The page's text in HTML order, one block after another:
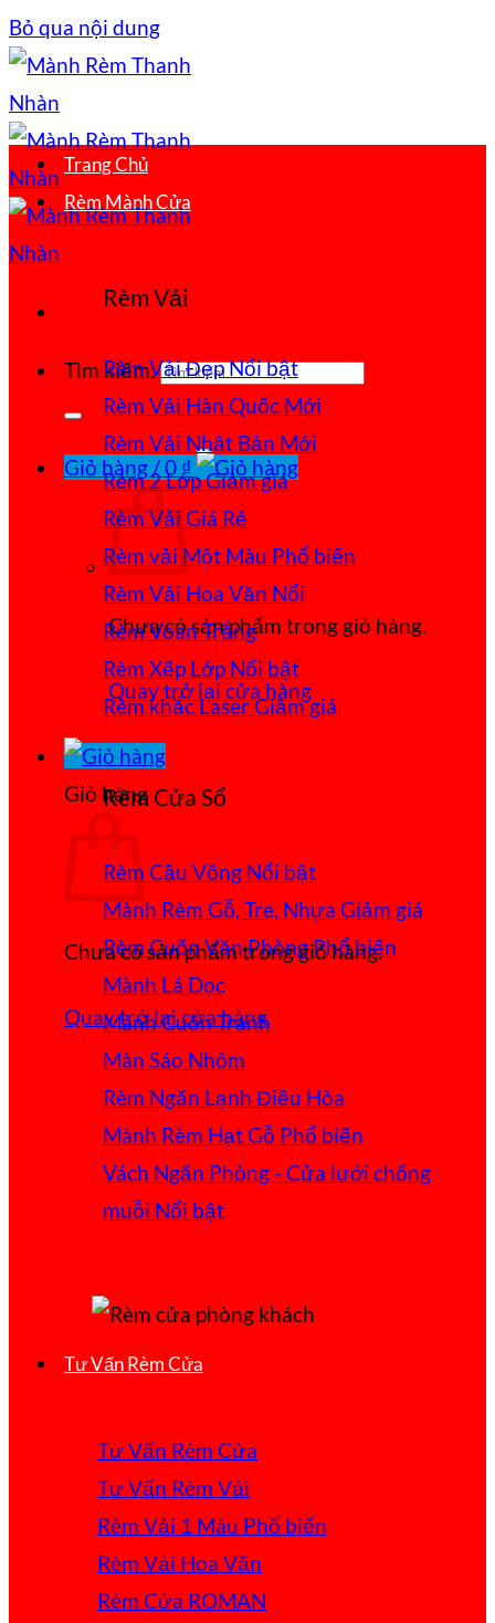
Bỏ qua nội dung
Tìm kiếm:
Giỏ hàng /0 ₫
Chưa có sản phẩm trong giỏ hàng.
Quay trở lại cửa hàng
Giỏ hàng
Chưa có sản phẩm trong giỏ hàng.
Quay trở lại cửa hàng
Trang Chủ
Rèm Mành Cửa
Rèm Vải
Rèm Vải Đẹp
Rèm Vải Hàn Quốc
Rèm Vải Nhật Bản
Rèm 2 Lớp
Rèm Vải Giá Rẻ
Rèm vải Một Màu
Rèm Vải Hoa Văn Nổi
Rèm Voan Trắng
Rèm Xếp Lớp
Rèm khắc Laser
Rèm Cửa Sổ
Rèm Cầu Vồng
Mành Rèm Gỗ, Tre, Nhựa
Rèm Cuốn Văn Phòng
Mành Lá Dọc
Mành Cuốn Tranh
Màn Sáo Nhôm
Rèm Ngăn Lạnh Điều Hòa
Mành Rèm Hạt Gỗ
Vách Ngăn Phòng - Cửa lưới chống
muỗi
Tư Vấn Rèm Cửa
Tư Vấn Rèm Cửa
Tư Vấn Rèm Vải
Rèm Vải 1 Màu
Rèm Vải Hoa Văn
Rèm Cửa ROMAN